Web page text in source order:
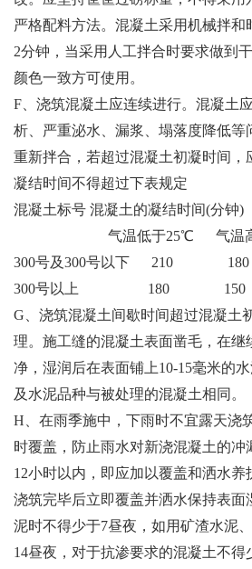
严格配料方法。混凝土采用机械拌和
2分钟，当采用人工拌合时要求做到
颜色一致方可使用。
F、浇筑混凝土应连续进行。混凝土
析、严重泌水、漏浆、塌落度降低等
重新拌合，若超过混凝土初凝时间，
凝结时间不得超过下表规定
混凝土标号 混凝土的凝结时间(分钟)
气温低于25℃ 气温高
300号及300号以下 210 180
300号以上 180 150
G、浇筑混凝土间歇时间超过混凝土
理。施工缝的混凝土表面凿毛，在继
净，湿润后在表面铺上10-15毫米的
及水泥品种与被处理的混凝土相同。
H、在雨季施中，下雨时不宜露天浇
时覆盖，防止雨水对新浇混凝土的冲
12小时以内，即应加以覆盖和洒水
浇筑完毕后立即覆盖并洒水保持表面
泥时不得少于7昼夜，如用矿渣水泥
14昼夜，对于抗渗要求的混凝土不得